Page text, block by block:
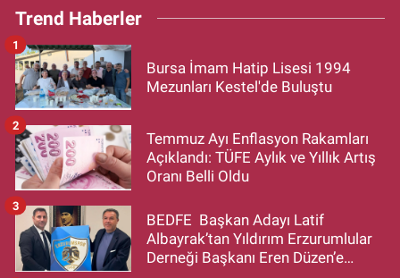
Trend Haberler
Bursa İmam Hatip Lisesi 1994
Mezunları Kestel'de Buluştu
1
Temmuz Ayı Enflasyon Rakamları
Açıklandı: TÜFE Aylık ve Yıllık Artış
Oranı Belli Oldu
2
BEDFE Başkan Adayı Latif
Albayrak’tan Yıldırım Erzurumlular
Derneği Başkanı Eren Düzen’e
3